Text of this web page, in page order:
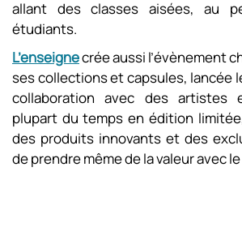
allant des classes aisées, au
étudiants.
L’enseignecrée aussi l’évènement
ses collections et capsules, lancée
collaboration avec des artistes
plupart du temps en édition
des produits innovants et des
de prendre même de la valeur avec